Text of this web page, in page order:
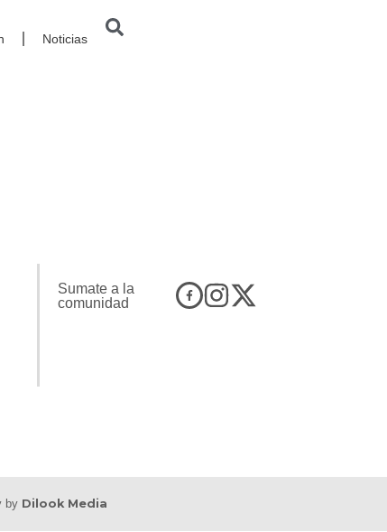
Noticias
Sumate a la
comunidad
by Dilook Media